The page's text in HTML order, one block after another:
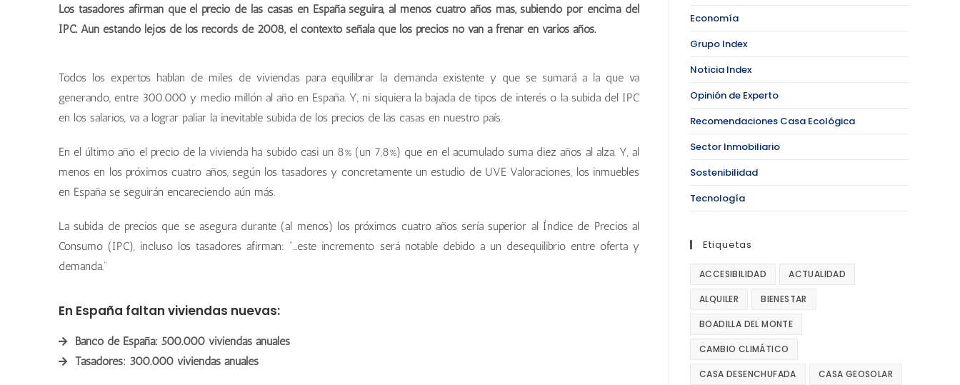
Los tasadores afirman que el precio de las casas en España seguirá, al menos cuatro años más, subiendo por encima del
IPC. Aún estando lejos de los récords de 2008, el contexto señala que los precios no van a frenar en varios años.
Todos los expertos hablan de miles de viviendas para equilibrar la demanda existente y que se sumará a la que va
generando, entre 300.000 y medio millón al año en España. Y, ni siquiera la bajada de tipos de interés o la subida del IPC
en los salarios, va a lograr paliar la inevitable subida de los precios de las casas en nuestro país.
En el último año el precio de la vivienda ha subido casi un 8% (un 7,8%) que en el acumulado suma diez años al alza. Y, al
menos en los próximos cuatro años, según los tasadores y concretamente un estudio de UVE Valoraciones, los inmuebles
en España se seguirán encareciendo aún más.
La subida de precios que se asegura durante (al menos) los próximos cuatro años sería superior al Índice de Precios al
Consumo (IPC), incluso los tasadores afirman: “…este incremento será notable debido a un desequilibrio entre oferta y
demanda.”
En España faltan viviendas nuevas:
Banco de España: 500.000 viviendas anuales
Tasadores: 300.000 viviendas anuales
Economía
Grupo Index
Noticia Index
Opinión de Experto
Recomendaciones Casa Ecológica
Sector Inmobiliario
Sostenibilidad
Tecnología
Etiquetas
ACCESIBILIDAD ACTUALIDAD
ALQUILER BIENESTAR
BOADILLA DEL MONTE
CAMBIO CLIMÁTICO
CASA DESENCHUFADA CASA GEOSOLAR